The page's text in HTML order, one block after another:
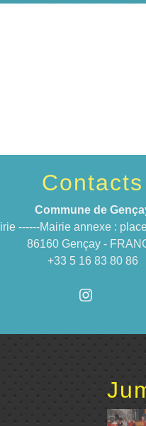
Contacts
Commune de
------Mairie annexe :
86160 Gençay -
+33 5 16 83 80 86